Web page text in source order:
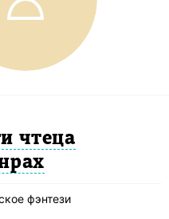
чтеца
фэнтези